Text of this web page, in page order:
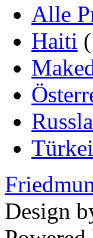
Alle
Haiti
Türkei
Design